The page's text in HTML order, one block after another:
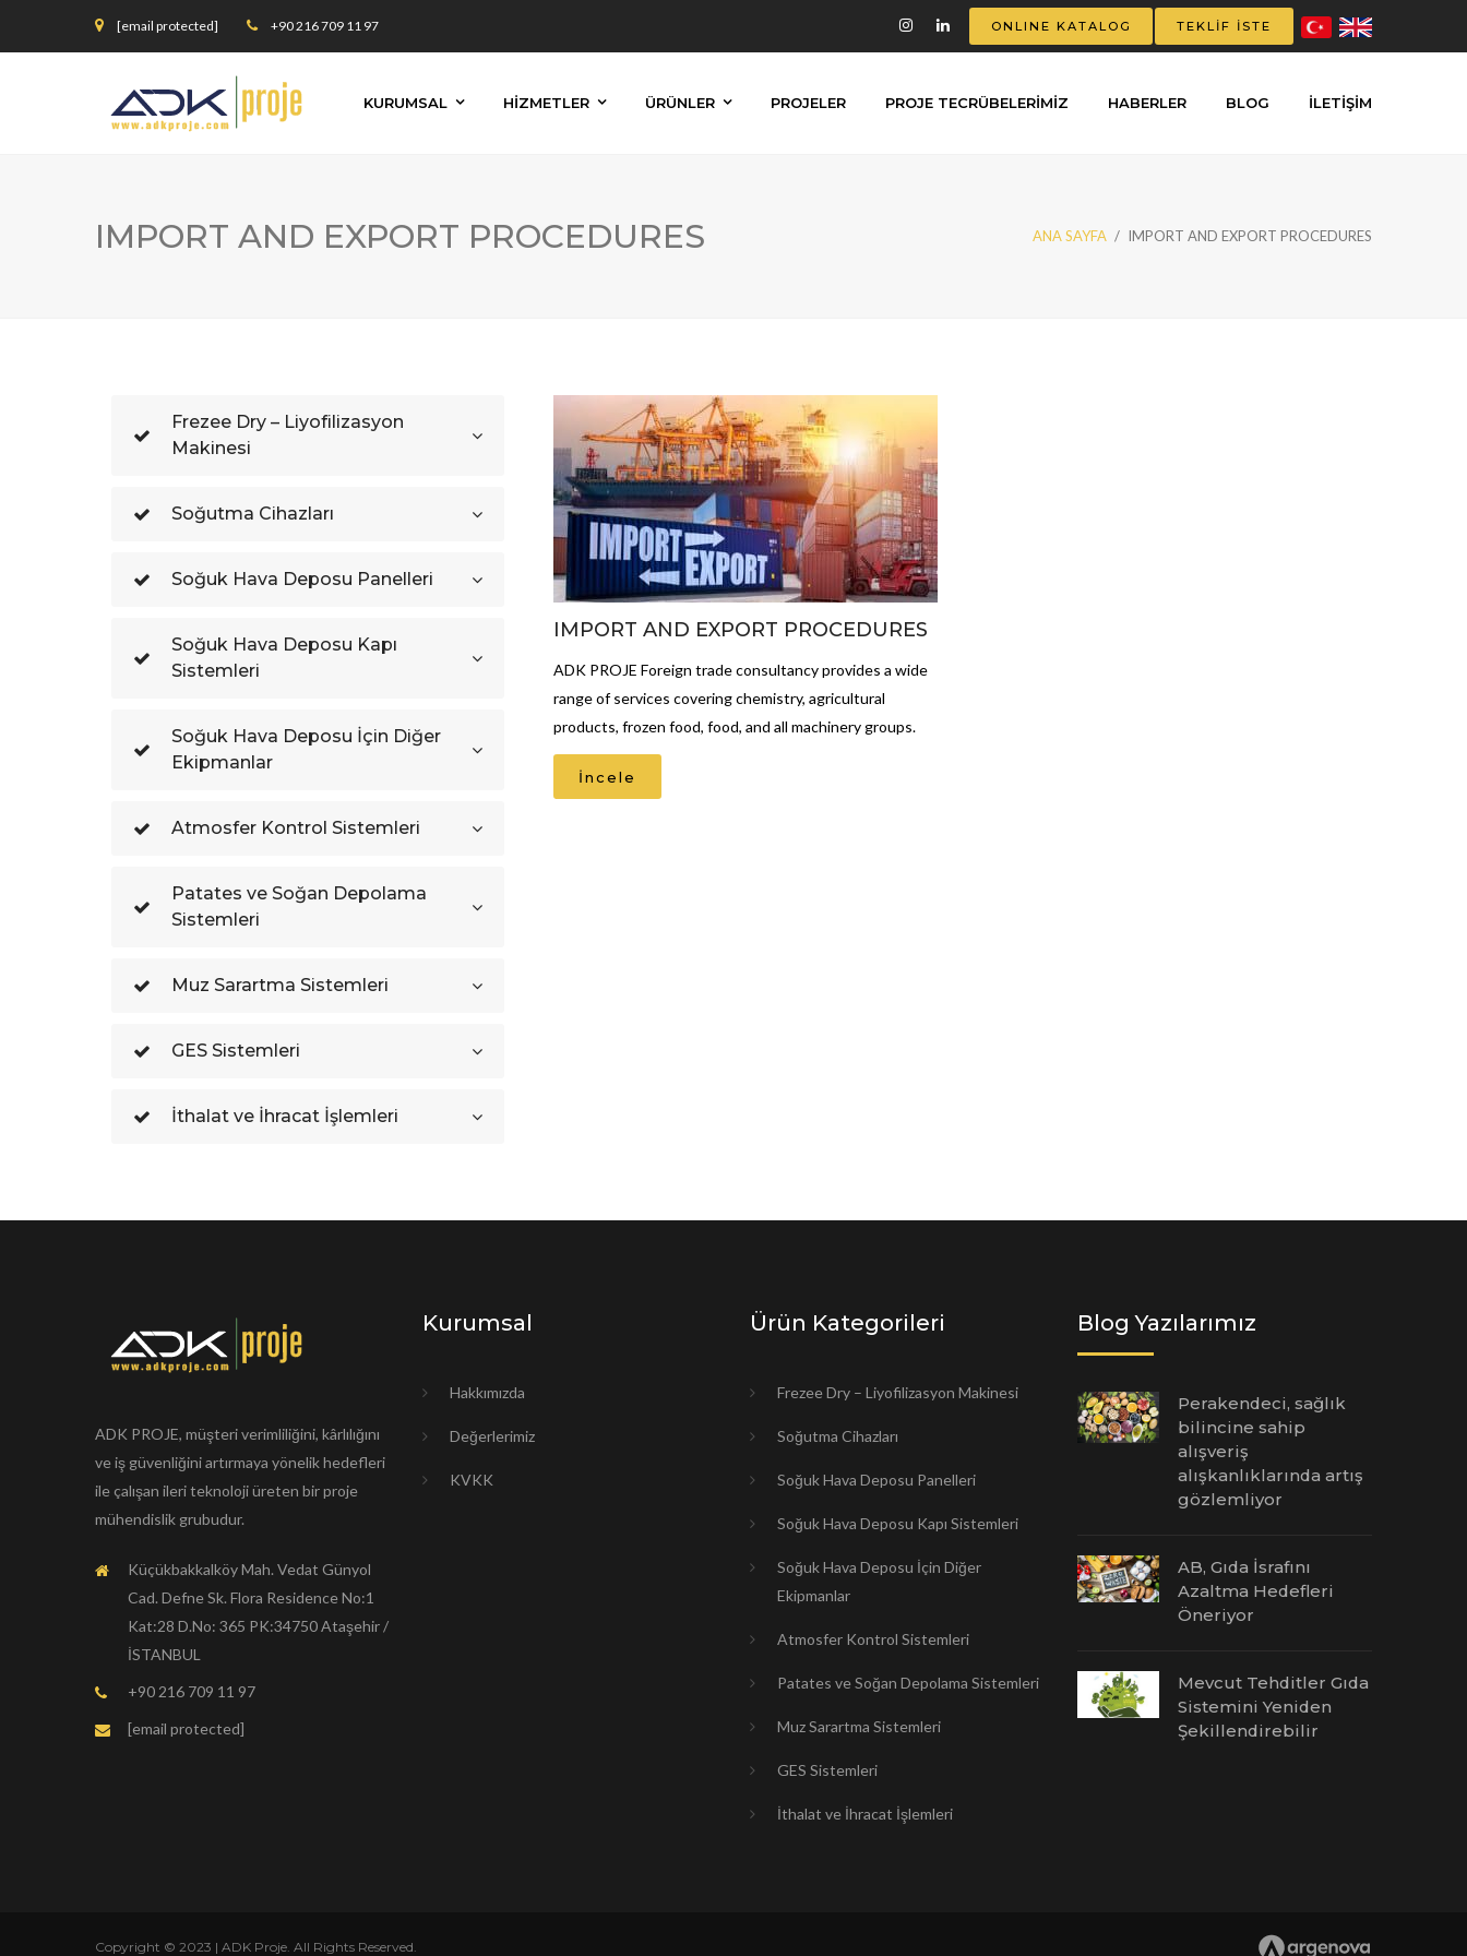
[email protected] +90 216 709 11 97 ONLINE KATALOG TEKLİF İSTE
KURUMSAL HİZMETLER ÜRÜNLER PROJELER PROJE TECRÜBELERIMIZ HABERLER BLOG İLETİŞİM
IMPORT AND EXPORT PROCEDURES ANA SAYFA / IMPORT AND EXPORT PROCEDURES
Frezee Dry – Liyofilizasyon
Makinesi
Soğutma Cihazları
Soğuk Hava Deposu Panelleri
Soğuk Hava Deposu Kapı
Sistemleri
Soğuk Hava Deposu İçin Diğer
Ekipmanlar
Atmosfer Kontrol Sistemleri
Patates ve Soğan Depolama
Sistemleri
Muz Sarartma Sistemleri
GES Sistemleri
İthalat ve İhracat İşlemleri
IMPORT AND EXPORT PROCEDURES
ADK PROJE Foreign trade consultancy provides a wide
range of services covering chemistry, agricultural
products, frozen food, food, and all machinery groups.
İncele
ADK PROJE, müşteri verimliliğini, kârlılığını
ve iş güvenliğini artırmaya yönelik hedefleri
ile çalışan ileri teknoloji üreten bir proje
mühendislik grubudur.
Küçükbakkalköy Mah. Vedat Günyol
Cad. Defne Sk. Flora Residence No:1
Kat:28 D.No: 365 PK:34750 Ataşehir /
İSTANBUL
+90 216 709 11 97
[email protected]
Kurumsal
Hakkımızda
Değerlerimiz
KVKK
Ürün Kategorileri
Frezee Dry – Liyofilizasyon Makinesi
Soğutma Cihazları
Soğuk Hava Deposu Panelleri
Soğuk Hava Deposu Kapı Sistemleri
Soğuk Hava Deposu İçin Diğer
Ekipmanlar
Atmosfer Kontrol Sistemleri
Patates ve Soğan Depolama Sistemleri
Muz Sarartma Sistemleri
GES Sistemleri
İthalat ve İhracat İşlemleri
Blog Yazılarımız
Perakendeci, sağlık
bilincine sahip
alışveriş
alışkanlıklarında artış
gözlemliyor
AB, Gıda İsrafını
Azaltma Hedefleri
Öneriyor
Mevcut Tehditler Gıda
Sistemini Yeniden
Şekillendirebilir
Copyright © 2023 | ADK Proje. All Rights Reserved.